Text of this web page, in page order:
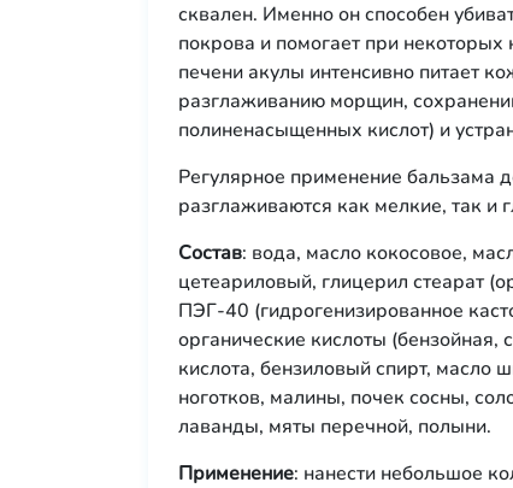
сквален. Именно он способен
покрова и помогает при
печени акулы интенсивно питает
разглаживанию морщин,
полиненасыщенных кислот) и
Регулярное применение бальзама
разглаживаются как мелкие, так
Состав: вода, масло кокосовое,
цетеариловый, глицерил стеарат
ПЭГ-40 (гидрогенизированное
органические кислоты (бензойная,
кислота, бензиловый спирт, масло
ноготков, малины, почек сосны,
лаванды, мяты перечной, полыни.
Применение: нанести небольшое